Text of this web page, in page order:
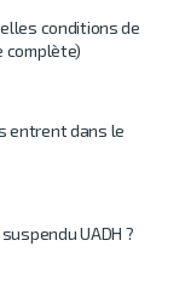
conditions de
complète)
entrent dans le
UADH ?